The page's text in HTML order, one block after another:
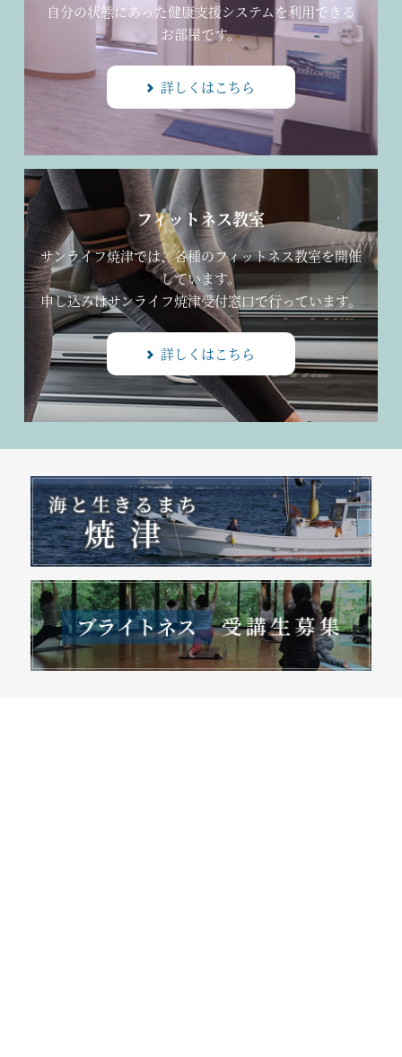
自分の状態にあった健康支援システムを利用できる
お部屋です。
詳しくはこちら
フィットネス教室
サンライフ焼津では、各種のフィットネス教室を開催
しています。
申し込みはサンライフ焼津受付窓口で行っています。
詳しくはこちら